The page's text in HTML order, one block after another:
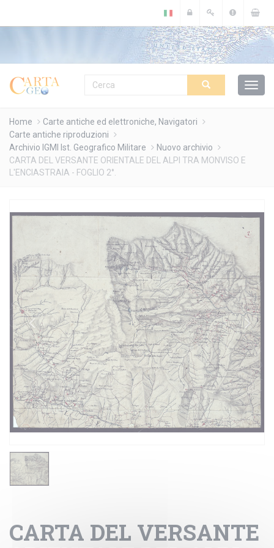
Home
Carte antiche ed elettroniche, Navigatori
Carte antiche riproduzioni
Archivio IGMI Ist. Geografico Militare
Nuovo archivio
CARTA DEL VERSANTE ORIENTALE DEL ALPI TRA MONVISO E
L'ENCIASTRAIA - FOGLIO 2°.
CARTA DEL VERSANTE